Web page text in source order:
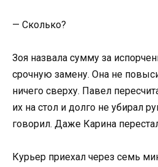
— Сколько?
Зоя назвала сумму за
срочную замену. Она не
ничего сверху. Павел
их на стол и долго не убирал
говорил. Даже Карина
Курьер приехал через семь